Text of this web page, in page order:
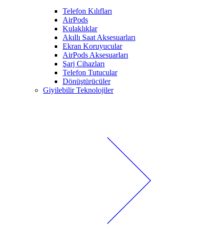
Telefon Kılıfları
AirPods
Kulaklıklar
Akıllı Saat Aksesuarları
Ekran Koruyucular
AirPods Aksesuarları
Şarj Cihazları
Telefon Tutucular
Dönüştürücüler
Giyilebilir Teknolojiler